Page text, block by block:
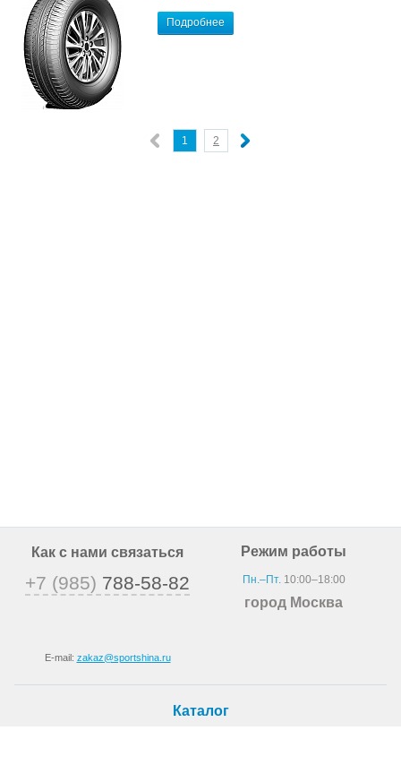
Подробнее
1 2
Как с нами связаться
+7 (985) 788-58-82
E-mail: zakaz@sportshina.ru
Режим работы
Пн.–Пт.10:00–18:00
город Москва
Каталог